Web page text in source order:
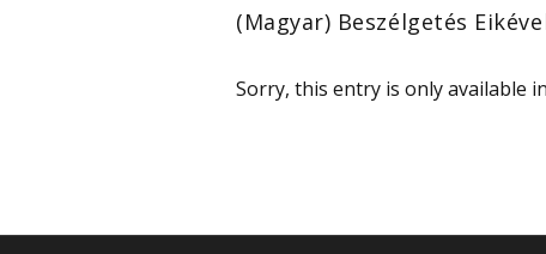
(Magyar) Beszélgetés
Sorry, this entry is only available in